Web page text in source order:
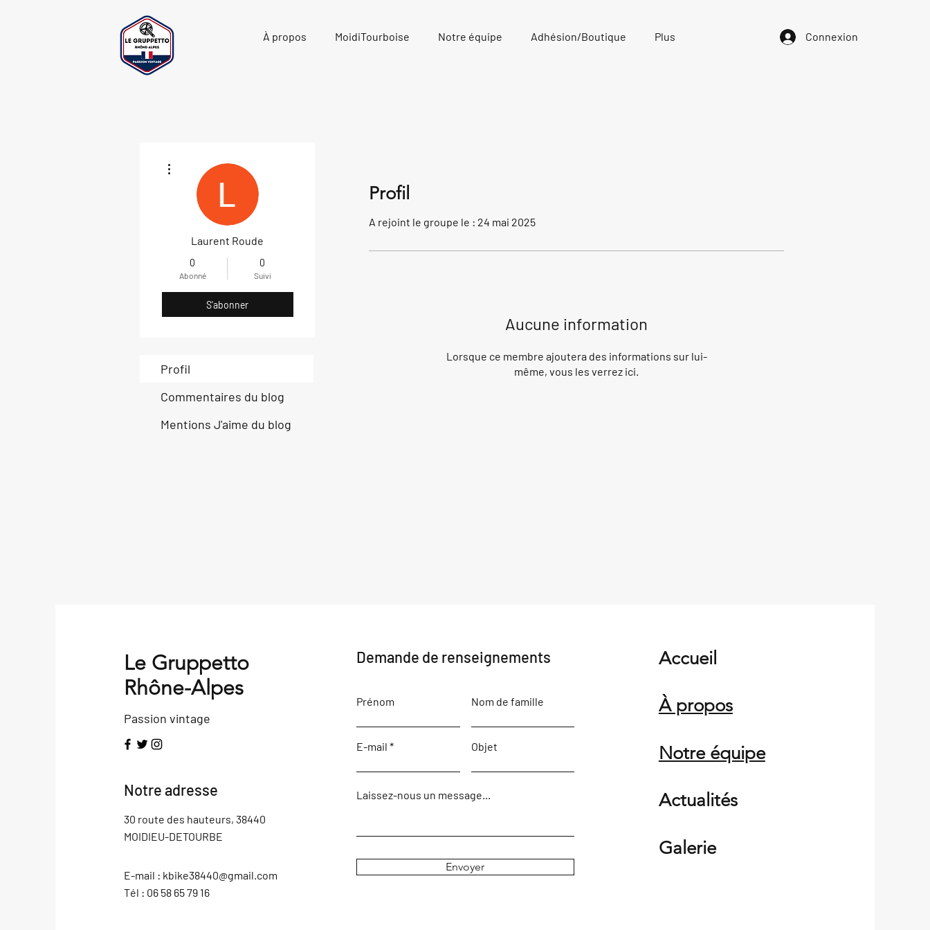
À propos MoidiTourboise Notre équipe Adhésion/Boutique Plus Connexion
Profil
A rejoint le groupe le : 24 mai 2025
Aucune information
Lorsque ce membre ajoutera des informations sur lui-
même, vous les verrez ici.
Laurent Roude
0
Abonné
0
Suivi
S'abonner
Profil
Commentaires du blog
Mentions J'aime du blog
Le Gruppetto
Rhône-Alpes
Passion vintage
Notre adresse
30 route des hauteurs, 38440
MOIDIEU-DETOURBE
E-mail : kbike38440@gmail.com
Tél : 06 58 65 79 16
Demande de renseignements
Prénom Nom de famille
E-mail Objet
Laissez-nous un message...
Envoyer
Accueil
À propos
Notre équipe
Actualités
Galerie